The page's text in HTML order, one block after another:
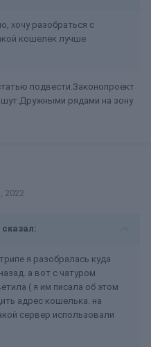
хочу разобраться с
кошелек лучше
подвести.Законопроект
рядами на зону
2022
сказал:
я разобралась куда
а вот с чатуром
( я им писала об этом
адрес кошелька. на
сервер использовали